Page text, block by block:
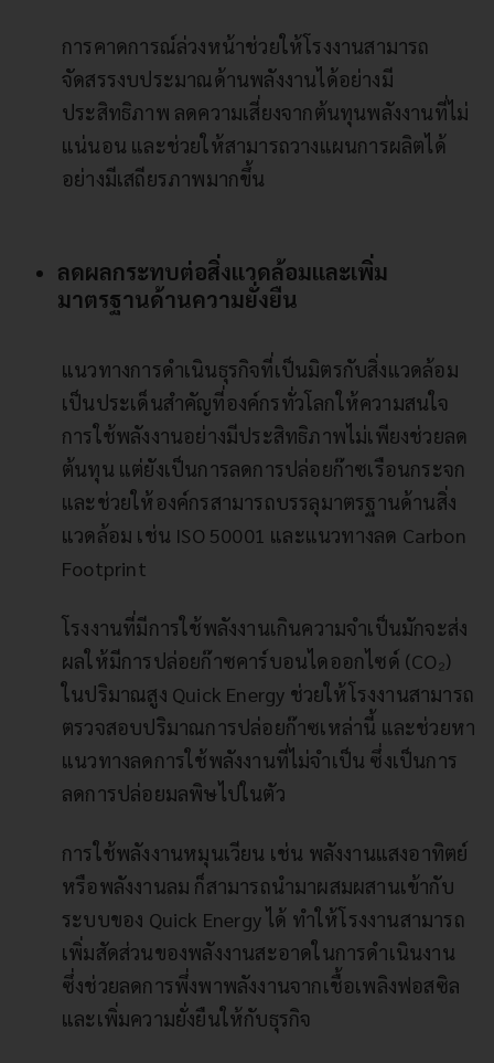
การคาดการณ์ล่วงหน้าช่วยให้โรงงานสามารถ
จัดสรรงบประมาณด้านพลังงานได้อย่างมี
ประสิทธิภาพ ลดความเสี่ยงจากต้นทุนพลังงานที่ไม่
แน่นอน และช่วยให้สามารถวางแผนการผลิตได้
อย่างมีเสถียรภาพมากขึ้น
ลดผลกระทบต่อสิ่งแวดล้อมและเพิ่ม
มาตรฐานด้านความยั่งยืน
แนวทางการดำเนินธุรกิจที่เป็นมิตรกับสิ่งแวดล้อม
เป็นประเด็นสำคัญที่องค์กรทั่วโลกให้ความสนใจ
การใช้พลังงานอย่างมีประสิทธิภาพไม่เพียงช่วยลด
ต้นทุน แต่ยังเป็นการลดการปล่อยก๊าซเรือนกระจก
และช่วยให้องค์กรสามารถบรรลุมาตรฐานด้านสิ่ง
แวดล้อม เช่น ISO 50001 และแนวทางลด Carbon
Footprint
โรงงานที่มีการใช้พลังงานเกินความจำเป็นมักจะส่ง
ผลให้มีการปล่อยก๊าซคาร์บอนไดออกไซด์ (CO₂)
ในปริมาณสูง Quick Energy ช่วยให้โรงงานสามารถ
ตรวจสอบปริมาณการปล่อยก๊าซเหล่านี้ และช่วยหา
แนวทางลดการใช้พลังงานที่ไม่จำเป็น ซึ่งเป็นการ
ลดการปล่อยมลพิษไปในตัว
การใช้พลังงานหมุนเวียน เช่น พลังงานแสงอาทิตย์
หรือพลังงานลม ก็สามารถนำมาผสมผสานเข้ากับ
ระบบของ Quick Energy ได้ ทำให้โรงงานสามารถ
เพิ่มสัดส่วนของพลังงานสะอาดในการดำเนินงาน
ซึ่งช่วยลดการพึ่งพาพลังงานจากเชื้อเพลิงฟอสซิล
และเพิ่มความยั่งยืนให้กับธุรกิจ